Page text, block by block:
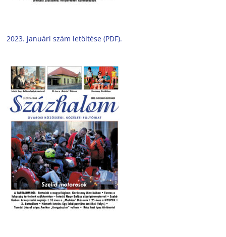
2023. januári szám letöltése (PDF).